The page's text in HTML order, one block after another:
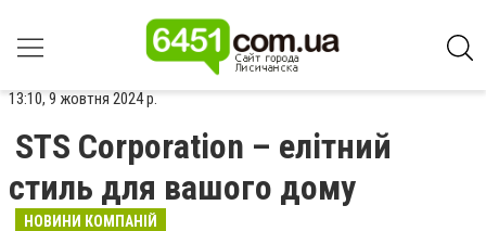
13:10, 9 жовтня 2024 р.
STS Corporation – елітний
стиль для вашого дому
НОВИНИ КОМПАНІЙ